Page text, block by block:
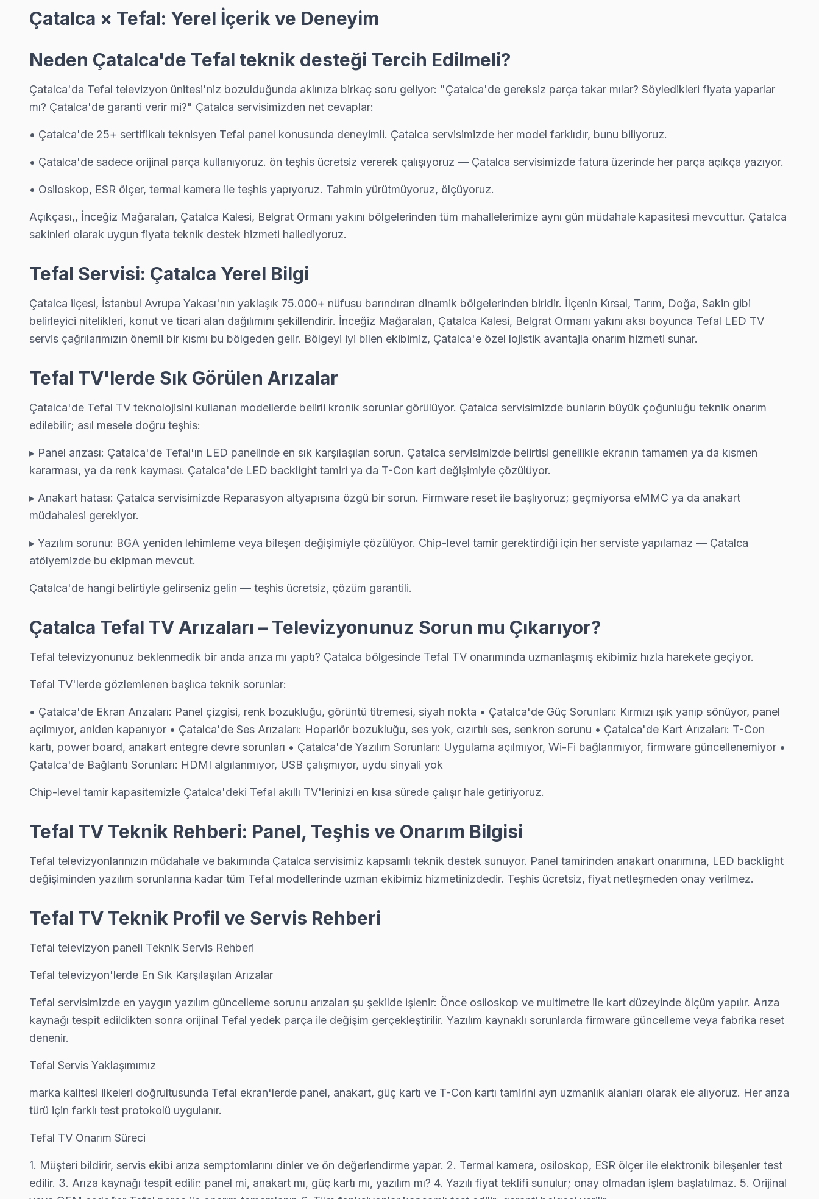
Fatih sakinleri için Tefal TV tamir hizmetimiz: teşhis ücretsiz, yazılı fiyat, onay sonrası iş — Çatalca'da müşteri memnuniyeti odaklı servis anlayışımız bu.
Fatih Tefal Anakart Tamiri →
Ferhatpaşa Tefal Servis
Çatalca genelinde Ferhatpaşa bölgesinde Tefal TV kullanıcılarına tam donanımlı servis. Ekibimiz orijinal yedek parça ile geliyor, çoğu arıza yerinde çözülüyor.
Çatalca Tefal Servis →
Gökçeali Tefal Servis
Gökçeali sakinlerine özel: Tefal TV tamirinde parça değişimi yapılmadan önce maliyet onayınız alınıyor. Çatalca servisimiz sürpriz fatura çıkarmıyor.
Çatalca'da Gümüşpınar bölgesi dahil tüm hizmet alanımızda Tefal TV tamir sonrası kalite kontrolü yapıyoruz: 48 saatlik izleme, sorun çıkarsa ücretsiz ikinci ziyaret.
Çatalca TV Servis Merkezi →
Hadımköy Tefal Servis
Tefal Servis Merkezi →
Hallaçlı Tefal Servis
Çatalca'da Hallaçlı mahallesi Tefal kullanıcıları arıza sonrası en çok ne soruyor? "Ne kadar sürer?" — çoğu Tefal arızasını aynı günde tamamlıyoruz.
Hallaçlı Tefal Anakart Tamiri →
Hisarbeyli Tefal Servis
Hisarbeyli'deki Tefal TV sahiplerinin yüzde sekseni tamir için bizi seçiyor çünkü Çatalca genelinde 6 ay işçilik garantisi ve orijinal parça taahhüdü veriyoruz.
Hisarbeyli Tefal Anakart Tamiri →
İhsaniye Tefal Servis
İhsaniye'de Tefal TV ses ama görüntü yok sorununu genellikle backlight led şeridi veya LVDS kablo arızası oluşturuyor. Çatalca ekibimiz bu arızayı yerinde çözüyor.
Tefal Servis Merkezi →
İnceğiz Tefal Servis
İnceğiz'den gelen Tefal TV arızaları arasında en sık güç kartı ve anakart sorunları görülüyor. Çatalca servisimizde bu arızaları genellikle aynı gün tamamlıyoruz.
İzzettin Tefal Servis
İzzettin Tefal Anakart Tamiri →
Kabakça Tefal Servis
Kabakça Tefal Anakart Tamiri →
Kaleiçi Tefal Servis
Tefal Servis Merkezi →
Kalfaköy Tefal Servis
Kalfaköy semtindeki Tefal TV sorunları için kapıya kadar servis. Panel tamiri, anakart onarımı ve yazılım güncellemelerinde Çatalca'nın en deneyimli ekibi.
Çatalca Tefal Servis →
Tefal TV HDMI port arızası Karacaköy adresine gelen ekibimizin sıklıkla karşılaştığı sorunlardan. Mikro kaynak ile port tamiri yapıyoruz; kablo değil, konektör sorununu çözüyoruz.
Kestanelik Tefal Servis
Tefal Servis Merkezi →
Kızılcaali Tefal Servis
Tefal Servis Merkezi →
Muratbey Tefal Servis
Muratbey sakinlerine özel: Tefal TV tamirinde parça değişimi yapılmadan önce maliyet onayınız alınıyor. Çatalca servisimiz sürpriz fatura çıkarmıyor.
Çatalca TV Servis Merkezi →
Nakkaş Tefal Servis
Oklalı Tefal Servis
Çatalca TV Servis Merkezi →
Ormanlı Tefal Servis
Çatalca × Tefal: Yerel İçerik ve Deneyim
Neden Çatalca'de Tefal teknik desteği Tercih Edilmeli?
Çatalca'da Tefal televizyon ünitesi'niz bozulduğunda aklınıza birkaç soru geliyor: "Çatalca'de gereksiz parça takar mılar? Söyledikleri fiyata yaparlar
mı? Çatalca'de garanti verir mi?" Çatalca servisimizden net cevaplar:
• Çatalca'de 25+ sertifikalı teknisyen Tefal panel konusunda deneyimli. Çatalca servisimizde her model farklıdır, bunu biliyoruz.
• Çatalca'de sadece orijinal parça kullanıyoruz. ön teşhis ücretsiz vererek çalışıyoruz — Çatalca servisimizde fatura üzerinde her parça açıkça yazıyor.
• Osiloskop, ESR ölçer, termal kamera ile teşhis yapıyoruz. Tahmin yürütmüyoruz, ölçüyoruz.
Açıkçası,, İnceğiz Mağaraları, Çatalca Kalesi, Belgrat Ormanı yakını bölgelerinden tüm mahallelerimize aynı gün müdahale kapasitesi mevcuttur. Çatalca
sakinleri olarak uygun fiyata teknik destek hizmeti hallediyoruz.
Tefal Servisi: Çatalca Yerel Bilgi
Çatalca ilçesi, İstanbul Avrupa Yakası'nın yaklaşık 75.000+ nüfusu barındıran dinamik bölgelerinden biridir. İlçenin Kırsal, Tarım, Doğa, Sakin gibi
belirleyici nitelikleri, konut ve ticari alan dağılımını şekillendirir. İnceğiz Mağaraları, Çatalca Kalesi, Belgrat Ormanı yakını aksı boyunca Tefal LED TV
servis çağrılarımızın önemli bir kısmı bu bölgeden gelir. Bölgeyi iyi bilen ekibimiz, Çatalca'e özel lojistik avantajla onarım hizmeti sunar.
Tefal TV'lerde Sık Görülen Arızalar
Çatalca'de Tefal TV teknolojisini kullanan modellerde belirli kronik sorunlar görülüyor. Çatalca servisimizde bunların büyük çoğunluğu teknik onarım
edilebilir; asıl mesele doğru teşhis:
▸ Panel arızası: Çatalca'de Tefal'ın LED panelinde en sık karşılaşılan sorun. Çatalca servisimizde belirtisi genellikle ekranın tamamen ya da kısmen
kararması, ya da renk kayması. Çatalca'de LED backlight tamiri ya da T-Con kart değişimiyle çözülüyor.
▸ Anakart hatası: Çatalca servisimizde Reparasyon altyapısına özgü bir sorun. Firmware reset ile başlıyoruz; geçmiyorsa eMMC ya da anakart
müdahalesi gerekiyor.
▸ Yazılım sorunu: BGA yeniden lehimleme veya bileşen değişimiyle çözülüyor. Chip-level tamir gerektirdiği için her serviste yapılamaz — Çatalca
atölyemizde bu ekipman mevcut.
Çatalca'de hangi belirtiyle gelirseniz gelin — teşhis ücretsiz, çözüm garantili.
Çatalca Tefal TV Arızaları – Televizyonunuz Sorun mu Çıkarıyor?
Tefal televizyonunuz beklenmedik bir anda arıza mı yaptı? Çatalca bölgesinde Tefal TV onarımında uzmanlaşmış ekibimiz hızla harekete geçiyor.
Tefal TV'lerde gözlemlenen başlıca teknik sorunlar:
• Çatalca'de Ekran Arızaları: Panel çizgisi, renk bozukluğu, görüntü titremesi, siyah nokta • Çatalca'de Güç Sorunları: Kırmızı ışık yanıp sönüyor, panel
açılmıyor, aniden kapanıyor • Çatalca'de Ses Arızaları: Hoparlör bozukluğu, ses yok, cızırtılı ses, senkron sorunu • Çatalca'de Kart Arızaları: T-Con
kartı, power board, anakart entegre devre sorunları • Çatalca'de Yazılım Sorunları: Uygulama açılmıyor, Wi-Fi bağlanmıyor, firmware güncellenemiyor •
Çatalca'de Bağlantı Sorunları: HDMI algılanmıyor, USB çalışmıyor, uydu sinyali yok
Chip-level tamir kapasitemizle Çatalca'deki Tefal akıllı TV'lerinizi en kısa sürede çalışır hale getiriyoruz.
Tefal TV Teknik Rehberi: Panel, Teşhis ve Onarım Bilgisi
Tefal televizyonlarınızın müdahale ve bakımında Çatalca servisimiz kapsamlı teknik destek sunuyor. Panel tamirinden anakart onarımına, LED backlight
değişiminden yazılım sorunlarına kadar tüm Tefal modellerinde uzman ekibimiz hizmetinizdedir. Teşhis ücretsiz, fiyat netleşmeden onay verilmez.
Tefal TV Teknik Profil ve Servis Rehberi
Tefal televizyon paneli Teknik Servis Rehberi
Tefal televizyon'lerde En Sık Karşılaşılan Arızalar
Tefal servisimizde en yaygın yazılım güncelleme sorunu arızaları şu şekilde işlenir: Önce osiloskop ve multimetre ile kart düzeyinde ölçüm yapılır. Arıza
kaynağı tespit edildikten sonra orijinal Tefal yedek parça ile değişim gerçekleştirilir. Yazılım kaynaklı sorunlarda firmware güncelleme veya fabrika reset
denenir.
Tefal Servis Yaklaşımımız
marka kalitesi ilkeleri doğrultusunda Tefal ekran'lerde panel, anakart, güç kartı ve T-Con kartı tamirini ayrı uzmanlık alanları olarak ele alıyoruz. Her arıza
türü için farklı test protokolü uygulanır.
Tefal TV Onarım Süreci
1. Müşteri bildirir, servis ekibi arıza semptomlarını dinler ve ön değerlendirme yapar. 2. Termal kamera, osiloskop, ESR ölçer ile elektronik bileşenler test
edilir. 3. Arıza kaynağı tespit edilir: panel mi, anakart mı, güç kartı mı, yazılım mı? 4. Yazılı fiyat teklifi sunulur; onay olmadan işlem başlatılmaz. 5. Orijinal